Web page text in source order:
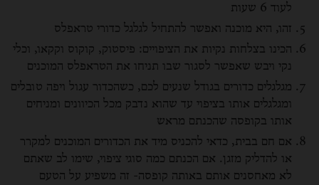
לעוד 6 שעות
זהו, היא מוכנה ואפשר להתחיל לגלגל כדורי טראפלס
הכינו בצלחות נקיות את הציפויים: פיסטוק, קוקוס וקקאו, וכלי
נקי ויבש שאפשר לסגור שבו תניחו את הטראפלס המוכנים
מגלגלים כדורים בגודל שנעים לכם, כשהכדור עגול ויפה טובלים
ומגלגלים אותו בציפוי עד שהוא נדבק מכל הכיוונים ומניחים
אותו בקופסה שהכנתם מראש
אם חם בבית, כדאי להכניס מיד את הכדורים המוכנים למקרר
או להדליק מזגן. אם הכנתם כמה סוגי ציפוי, שימו לב שאתם
לא מאחסנים אותם באותה קופסה- זה משפיע על הטעם